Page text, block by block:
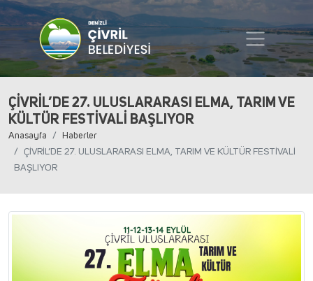
ÇİVRİL’DE 27. ULUSLARARASI ELMA, TARIM VE
KÜLTÜR FESTİVALİ BAŞLIYOR
Anasayfa
Haberler
ÇİVRİL’DE 27. ULUSLARARASI ELMA, TARIM VE KÜLTÜR FESTİVALİ
BAŞLIYOR